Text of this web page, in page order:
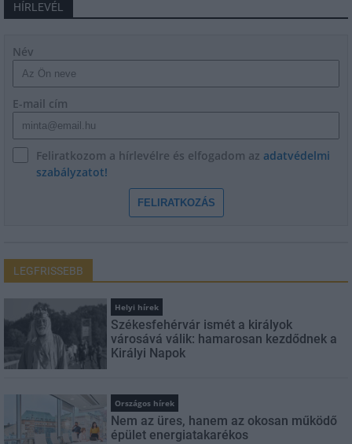
HÍRLEVÉL
Név
E-mail cím
Feliratkozom a hírlevélre és elfogadom az adatvédelmi
szabályzatot!
FELIRATKOZÁS
LEGFRISSEBB
Helyi hírek
Székesfehérvár ismét a királyok
városává válik: hamarosan kezdődnek a
Királyi Napok
Országos hírek
Nem az üres, hanem az okosan működő
épület energiatakarékos